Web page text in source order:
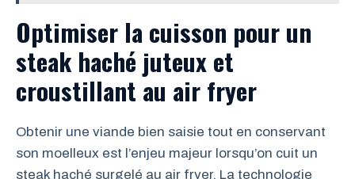
Optimiser la cuisson pour un
steak haché juteux et
croustillant au air fryer
Obtenir une viande bien saisie tout en conservant
son moelleux est l’enjeu majeur lorsqu’on cuit un
steak haché surgelé au air fryer. La technologie